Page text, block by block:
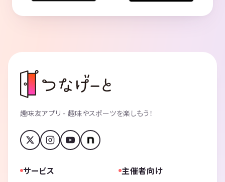
趣味友アプリ - 趣味やスポーツを楽しもう！
サービス 主催者向け